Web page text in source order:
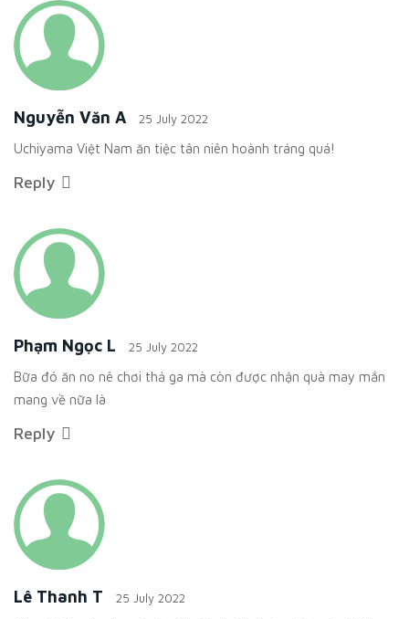
Nguyễn Văn A 25 July 2022
Uchiyama Việt Nam ăn tiệc tân niên hoành tráng quá!
Reply
Phạm Ngọc L 25 July 2022
Bữa đó ăn no nê chơi thả ga mà còn được nhận quà may mắn
mang về nữa là
Reply
Lê Thanh T 25 July 2022